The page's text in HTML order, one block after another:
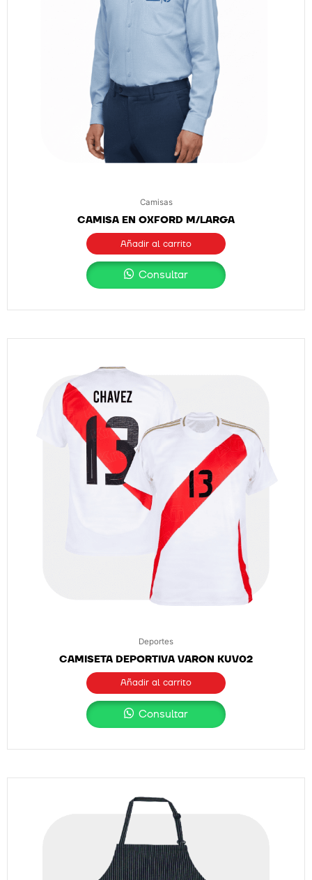
Camisas
CAMISA EN OXFORD M/LARGA
Añadir al carrito
Consultar
Deportes
CAMISETA DEPORTIVA VARON KUV02
Añadir al carrito
Consultar